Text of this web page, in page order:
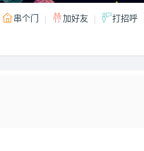
串个门 加好友 打招呼